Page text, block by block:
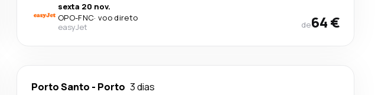
sexta 20 nov.
OPO-FNC· voo direto
easyJet
de64 €
Porto Santo - Porto 3 dias